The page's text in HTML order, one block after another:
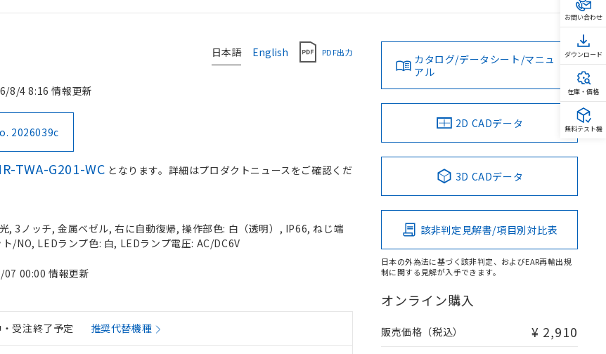
日本語 English PDF出力
8/4 8:16 情報更新
2026039c
TWA-G201-WC となります。詳細はプロダクトニュースをご確認くだ
, 3ノッチ, 金属ベゼル, 右に自動復帰, 操作部色: 白（透明）, IP66, ねじ端
/NO, LEDランプ色: 白, LEDランプ電圧: AC/DC6V
00:00 情報更新
受注終了予定 推奨代替機種
カタログ/データシート/マニュ
アル
2D CADデータ
3D CADデータ
該非判定見解書/項目別対比表
日本の外為法に基づく該非判定、およびEAR再輸出規
制に関する見解が入手できます。
オンライン購入
販売価格（税込） ¥ 2,910
お問い合わせ
ダウンロード
在庫・価格
無料テスト機